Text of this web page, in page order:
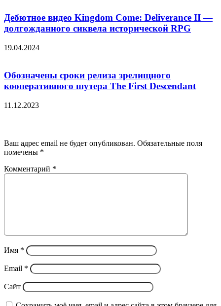
Дебютное видео Kingdom Come: Deliverance II —
долгожданного сиквела исторической RPG
19.04.2024
Обозначены сроки релиза зрелищного
кооперативного шутера The First Descendant
11.12.2023
Ваш адрес email не будет опубликован. Обязательные поля
помечены *
Комментарий *
Имя *
Email *
Сайт